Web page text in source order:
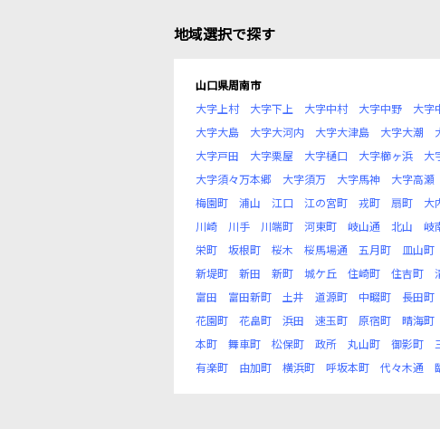
地域選択で探す
山口県周南市
大字上村
大字下上 大字中村 大字中野 大字
大字大島
大字大河内 大字大津島 大字大潮
大字戸田
大字栗屋 大字樋口 大字櫛ヶ浜 大
大字須々万本郷
大字須万 大字馬神 大字高瀬
梅園町
浦山 江口 江の宮町 戎町 扇町 大
川崎
川手 川端町 河東町 岐山通 北山 岐
栄町
坂根町 桜木 桜馬場通 五月町 皿山町
新堤町
新田 新町 城ケ丘 住崎町 住吉町
富田
富田新町 土井 道源町 中畷町 長田町
花園町
花畠町 浜田 速玉町 原宿町 晴海町
本町
舞車町 松保町 政所 丸山町 御影町
有楽町
由加町 横浜町 呼坂本町 代々木通